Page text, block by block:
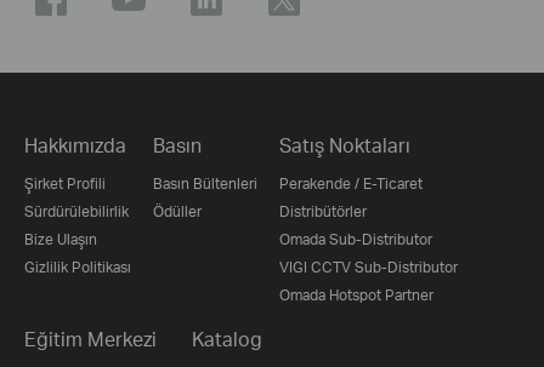
Hakkımızda
Şirket Profili
Sürdürülebilirlik
Bize Ulaşın
Gizlilik Politikası
Basın
Basın Bültenleri
Ödüller
Satış Noktaları
Perakende / E-Ticaret
Distribütörler
Omada Sub-Distributor
VIGI CCTV Sub-Distributor
Omada Hotspot Partner
Eğitim Merkezi Katalog